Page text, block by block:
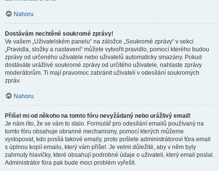
Nahoru
Dostávám nechtěné soukromé zprávy!
Ve vašem „Uživatelském panelu“ na záložce „Soukromé zprávy“ v sekci
„Pravidla, složky a nastavení“ můžete vytvořit pravidlo, pomocí kterého budou
zprávy od určeného uživatele nebo uživatelů automaticky smazány. Pokud
dostáváte urážlivé soukromé zprávy od určitého uživatele, nahlaste zprávy
moderátorům. Ti mají pravomoc zabránit uživateli v odesílání soukromých
zpráv.
Nahoru
Přišel mi od někoho na tomto fóru nevyžádaný nebo urážlivý email!
Je nám líto, že se vám to stalo. Formulář pro odesílání emailů používaný na
tomto fóru obsahuje obranné mechanismy, pomocí kterých můžeme
vystopovat, kdo posílá takové emaily, proto pošlete administrátorovi fóra email
s úplnou kopií emailu, který vám přišel. Je velmi důležité, aby v něm byly
zahrnuty hlavičky, které obsahují podrobné údaje o uživateli, který email poslal.
Administrátor fóra pak bude moci problém vyřešit.